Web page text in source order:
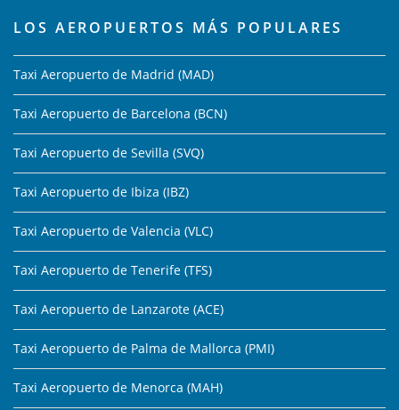
LOS AEROPUERTOS MÁS POPULARES
Taxi Aeropuerto de Madrid (MAD)
Taxi Aeropuerto de Barcelona (BCN)
Taxi Aeropuerto de Sevilla (SVQ)
Taxi Aeropuerto de Ibiza (IBZ)
Taxi Aeropuerto de Valencia (VLC)
Taxi Aeropuerto de Tenerife (TFS)
Taxi Aeropuerto de Lanzarote (ACE)
Taxi Aeropuerto de Palma de Mallorca (PMI)
Taxi Aeropuerto de Menorca (MAH)